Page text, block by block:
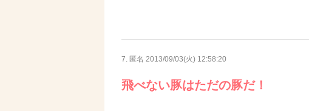
7. 匿名 2013/09/03(火) 12:58:20
飛べない豚はただの豚だ！